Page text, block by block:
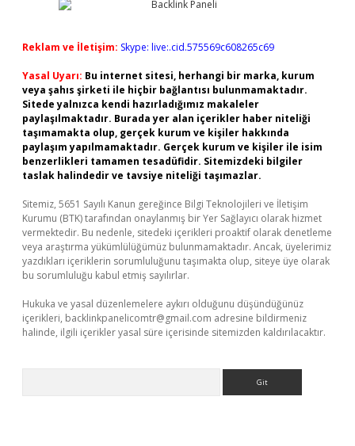
Reklam ve İletişim: Skype: live:.cid.575569c608265c69
Yasal Uyarı: Bu internet sitesi, herhangi bir marka, kurum
veya şahıs şirketi ile hiçbir bağlantısı bulunmamaktadır.
Sitede yalnızca kendi hazırladığımız makaleler
paylaşılmaktadır. Burada yer alan içerikler haber niteliği
taşımamakta olup, gerçek kurum ve kişiler hakkında
paylaşım yapılmamaktadır. Gerçek kurum ve kişiler ile isim
benzerlikleri tamamen tesadüfidir. Sitemizdeki bilgiler
taslak halindedir ve tavsiye niteliği taşımazlar.
Sitemiz, 5651 Sayılı Kanun gereğince Bilgi Teknolojileri ve İletişim
Kurumu (BTK) tarafından onaylanmış bir Yer Sağlayıcı olarak hizmet
vermektedir. Bu nedenle, sitedeki içerikleri proaktif olarak denetleme
veya araştırma yükümlülüğümüz bulunmamaktadır. Ancak, üyelerimiz
yazdıkları içeriklerin sorumluluğunu taşımakta olup, siteye üye olarak
bu sorumluluğu kabul etmiş sayılırlar.
Hukuka ve yasal düzenlemelere aykırı olduğunu düşündüğünüz
içerikleri, backlinkpanelicomtr@gmail.com adresine bildirmeniz
halinde, ilgili içerikler yasal süre içerisinde sitemizden kaldırılacaktır.